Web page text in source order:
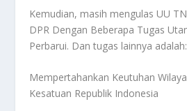
Kemudian, masih mengulas UU
DPR Dengan Beberapa Tugas
Perbarui. Dan tugas lainnya adalah:
Mempertahankan Keutuhan
Kesatuan Republik Indonesia